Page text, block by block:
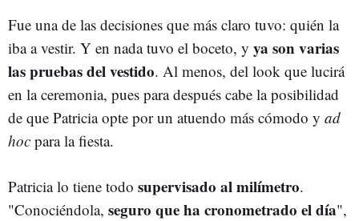
Fue una de las decisiones que más claro tuvo: quién la
iba a vestir. Y en nada tuvo el boceto, y ya son varias
las pruebas del vestido. Al menos, del look que lucirá
en la ceremonia, pues para después cabe la posibilidad
de que Patricia opte por un atuendo más cómodo y ad
hoc para la fiesta.
Patricia lo tiene todo supervisado al milímetro.
"Conociéndola, seguro que ha cronometrado el día",